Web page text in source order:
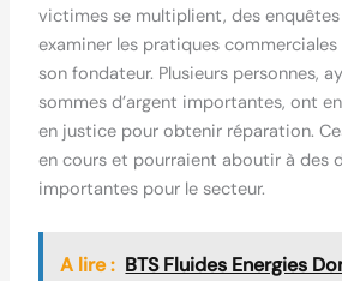
victimes se multiplient, des
examiner les pratiques
son fondateur. Plusieurs personnes,
sommes d’argent importantes, ont
en justice pour obtenir réparation.
en cours et pourraient aboutir à des
importantes pour le secteur.
A lire : BTS Fluides Energies